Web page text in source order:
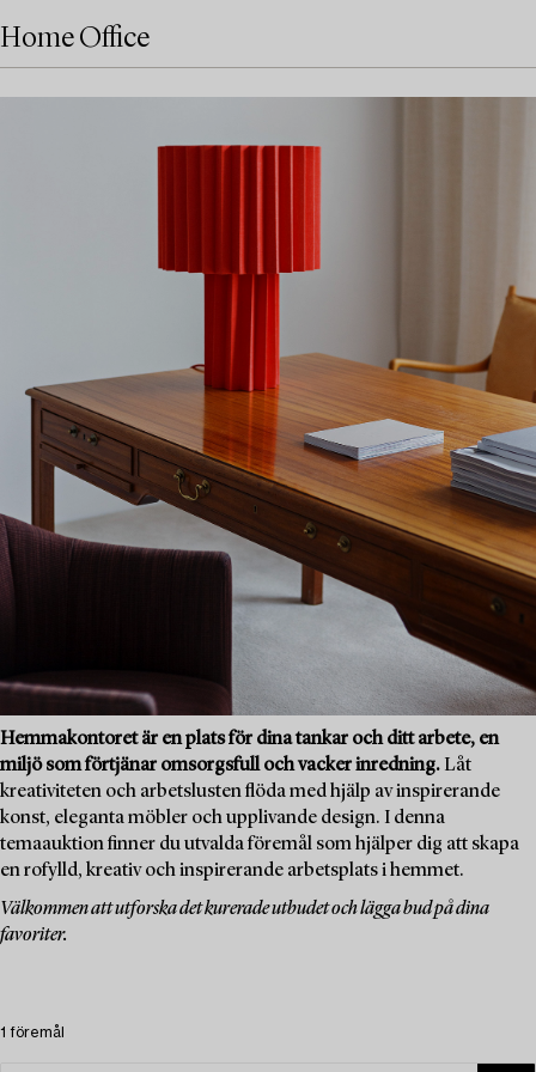
Home Office
Hemmakontoret är en plats för dina tankar och ditt arbete, en
miljö som förtjänar omsorgsfull och vacker inredning. Låt
kreativiteten och arbetslusten flöda med hjälp av inspirerande
konst, eleganta möbler och upplivande design. I denna
temaauktion finner du utvalda föremål som hjälper dig att skapa
en rofylld, kreativ och inspirerande arbetsplats i hemmet.
Välkommen att utforska det kurerade utbudet och lägga bud på dina
favoriter.
1 föremål